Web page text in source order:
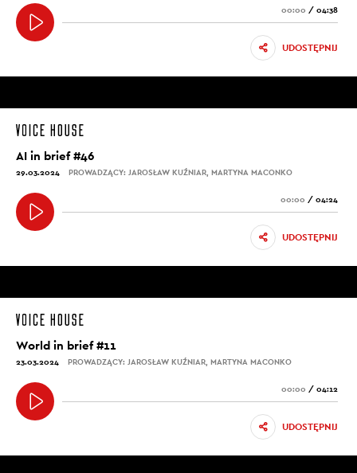
00:00 / 04:38
UDOSTĘPNIJ
AI in brief #46
29.03.2024 PROWADZĄCY: JAROSŁAW KUŹNIAR, MARTYNA MACONKO
00:00 / 04:24
UDOSTĘPNIJ
World in brief #11
23.03.2024 PROWADZĄCY: JAROSŁAW KUŹNIAR, MARTYNA MACONKO
00:00 / 04:12
UDOSTĘPNIJ